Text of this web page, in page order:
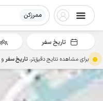
ممرزکن
تاریخ سفر
برای مشاهده نتایج دقیق‌تر، تاریخ سفرو